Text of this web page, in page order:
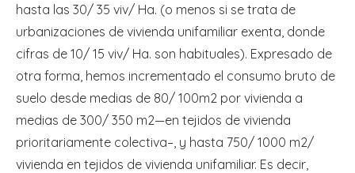
hasta las 30/ 35 viv/ Ha. (o menos si se trata de
urbanizaciones de vivienda unifamiliar exenta, donde
cifras de 10/ 15 viv/ Ha. son habituales). Expresado de
otra forma, hemos incrementado el consumo bruto de
suelo desde medias de 80/ 100m2 por vivienda a
medias de 300/ 350 m2—en tejidos de vivienda
prioritariamente colectiva–, y hasta 750/ 1000 m2/
vivienda en tejidos de vivienda unifamiliar. Es decir,